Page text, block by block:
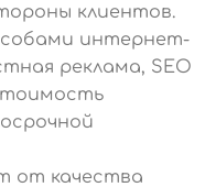
клиентов.
интернет-
реклама, SEO
от качества